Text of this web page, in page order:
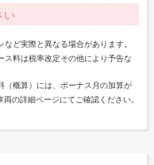
い
ど実際と異なる場合があります。
料は税率改定その他により予告な
（概算）には、ボーナス月の加算が
の詳細ページにてご確認ください。